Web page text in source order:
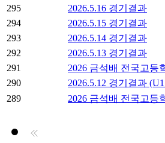
295
2026.5.16 경기결과
294
2026.5.15 경기결과
293
2026.5.14 경기결과
292
2026.5.13 경기결과
291
2026 금석배 전국고등
290
2026.5.12 경기결과
289
2026 금석배 전국고등